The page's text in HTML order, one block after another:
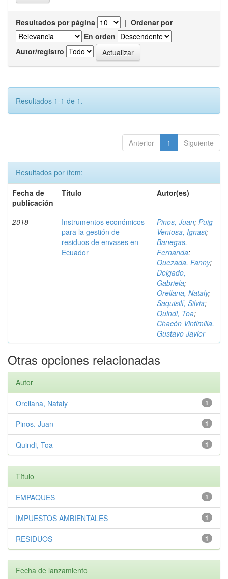
Resultados por página | Ordenar por
En orden
Autor/registro
Resultados 1-1 de 1.
Anterior 1 Siguiente
Resultados por ítem:
Fecha de
publicación
Título Autor(es)
2018
Instrumentos económicos
para la gestión de
residuos de envases en
Ecuador
Pinos, Juan; Puig
Ventosa, Ignasi;
Banegas,
Fernanda;
Quezada, Fanny;
Delgado,
Gabriela;
Orellana, Nataly;
Saquisilí, Silvia;
Quindi, Toa;
Chacón Vintimilla,
Gustavo Javier
Otras opciones relacionadas
Autor
1
Orellana, Nataly
1
Pinos, Juan
1
Quindi, Toa
Título
1
EMPAQUES
1
IMPUESTOS AMBIENTALES
1
RESIDUOS
Fecha de lanzamiento